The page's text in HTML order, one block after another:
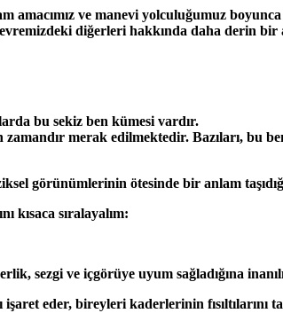
amacımız ve manevi yolculuğumuz
diğerleri hakkında daha derin
bu sekiz ben kümesi vardır.
merak edilmektedir. Bazıları, bu
görünümlerinin ötesinde bir anlam
kısaca sıralayalım:
sezgi ve içgörüye uyum sağladığına
eder, bireyleri kaderlerinin fısıltılarını